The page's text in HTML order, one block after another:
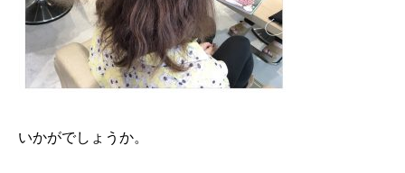
いかがでしょうか。